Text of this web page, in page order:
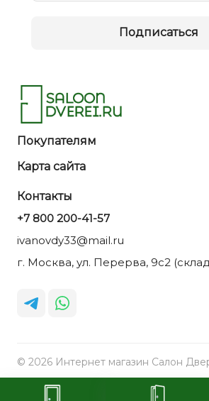
Подписаться
Покупателям
Карта сайта
Контакты
+7 800 200-41-57
ivanovdy33@mail.ru
г. Москва, ул. Перерва, 9с2
© 2026 Интернет магазин Салон